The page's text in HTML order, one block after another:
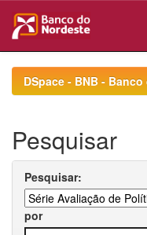
navigationDSpace - BNB -
Pesquisar
Pesquisar:
por